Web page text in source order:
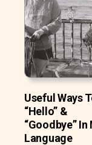
Useful Ways
“Hello” &
“Goodbye”
Language